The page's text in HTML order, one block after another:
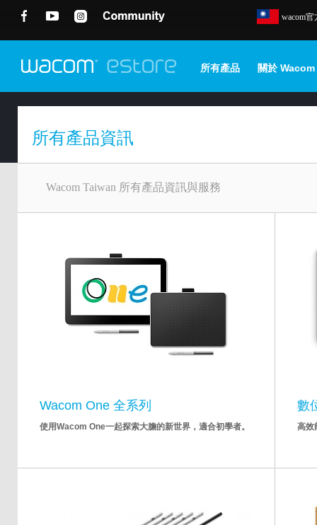
wacom
所有產品 關於 Wacom
所有產品資訊
Wacom Taiwan 所有產品資訊與服務
Wacom One 全系列
使用Wacom One一起探索大膽的新世界，適合初學者。
數
高效